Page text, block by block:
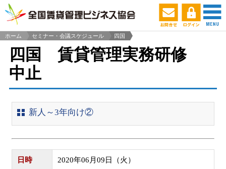
ホーム
セミナー・会議スケジュール
四国
四国 賃貸管理実務研修
中止
新人～3年向け②
日時 2020年06月09日（火）